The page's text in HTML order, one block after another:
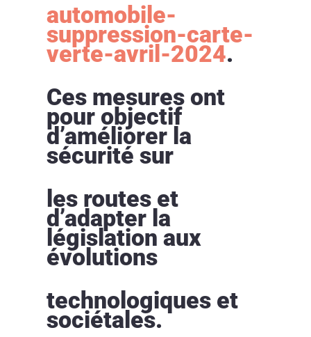
automobile-
suppression-carte-
verte-avril-2024.
Ces mesures ont
pour objectif
d’améliorer la
sécurité sur
les routes et
d’adapter la
législation aux
évolutions
technologiques et
sociétales.